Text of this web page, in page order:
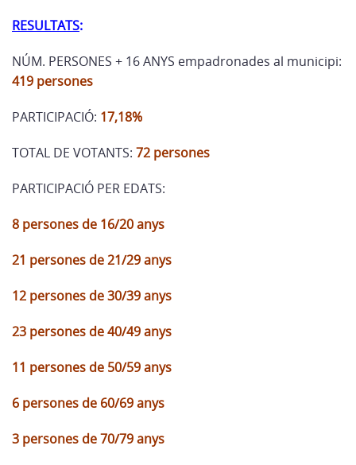
RESULTATS:
NÚM. PERSONES + 16 ANYS empadronades al municipi:
419 persones
PARTICIPACIÓ: 17,18%
TOTAL DE VOTANTS: 72 persones
PARTICIPACIÓ PER EDATS:
8 persones de 16/20 anys
21 persones de 21/29 anys
12 persones de 30/39 anys
23 persones de 40/49 anys
11 persones de 50/59 anys
6 persones de 60/69 anys
3 persones de 70/79 anys